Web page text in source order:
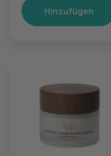
Hinzufügen